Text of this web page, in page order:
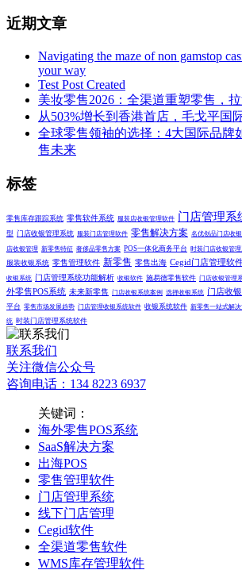
近期文章
Navigating the maze of non gamstop
your way
Test Post Created
美妆零售2026：全渠道重塑零售，
从503%增长到香港首店，毛戈平国
全球零售领袖的选择：4大国际品牌
售未来
标签
零售库存跟踪系统 零售软件系统 服装店收银管理软件 门店管理系
型 门店收银管理系统 服装门店管理软件 零售解决方案 名优创品门店收
店收银管理 新零售特征 奢侈品零售方案 POS一体化商务平台 时装门店收银管
服装收银系统 零售管理软件 新零售 零售出海 Cegid门店管理软
收银系统 门店管理系统功能解析 收银软件 施易德零售软件 门店收银管理
外零售POS系统 未来新零售 门店收银系统案例 选择收银系统 门店收
平台 零售市场发展趋势 门店管理收银系统软件 收银系统软件 新零售一站式解
统 时装门店管理系统软件
联系我们
关注微信公众号
咨询电话：134 8223 6937
关键词：
海外零售POS系统
SaaS解决方案
出海POS
零售管理软件
门店管理系统
线下门店管理
Cegid软件
全渠道零售软件
WMS库存管理软件